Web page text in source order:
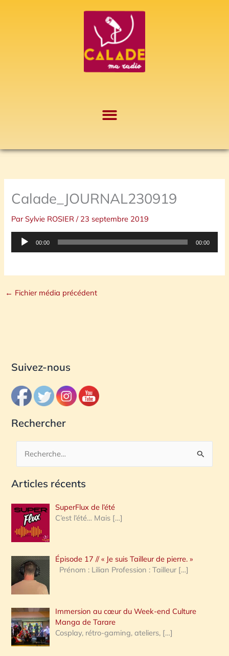
Calade_JOURNAL230919
ParSylvie ROSIER/ 23 septembre 2019
Lecteur
00:00 00:00
← Fichier média précédent
Suivez-nous
Rechercher
c
e
r
c
h
e
:
Articles récents
SuperFlux de l’été
C’est l’été… Mais […]
Épisode 17 // « Je suis Tailleur de pierre. »
Prénom : Lilian Profession : Tailleur […]
Immersion au cœur du Week-end Culture
Manga de Tarare
Cosplay, rétro-gaming, ateliers, […]